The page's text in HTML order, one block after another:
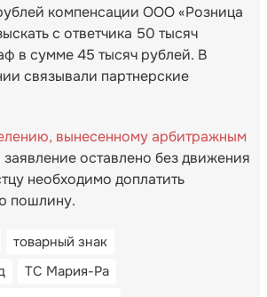
компенсации ООО «Розница
с ответчика 50 тысяч
в сумме 45 тысяч рублей. В
связывали партнерские
вынесенному арбитражным
заявление оставлено без движения
необходимо доплатить
пошлину.
товарный знак
ТС Мария-Ра